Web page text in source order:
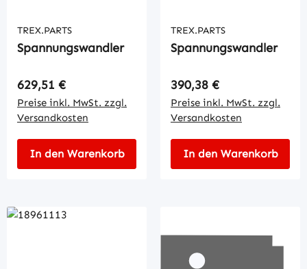
TREX.PARTS
Spannungswandler
Regulärer Preis:
629,51 €
Preise inkl. MwSt. zzgl.
Versandkosten
In den Warenkorb
TREX.PARTS
Spannungswandler
Regulärer Preis:
390,38 €
Preise inkl. MwSt. zzgl.
Versandkosten
In den Warenkorb